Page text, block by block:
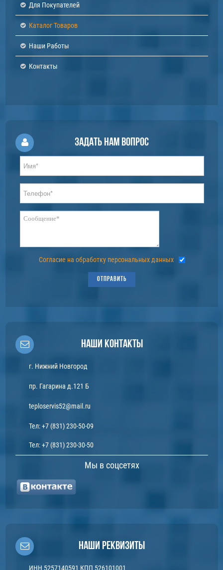
Для Покупателей
Каталог Товаров
Наши Работы
Контакты
Задать нам вопрос
Согласие на обработку персональных данных
ОТПРАВИТЬ
Наши контакты
г. Нижний Новгород
пр. Гагарина д.121 Б
teploservis52@mail.ru
Тел:+7 (831) 230-50-09
Тел:+7 (831) 230-30-50
Мы в соцсетях
Наши реквизиты
ИНН 5257140591 КПП 526101001